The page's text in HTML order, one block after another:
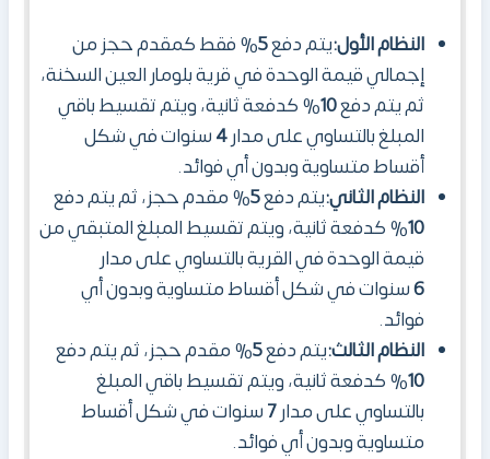
النظام الأول:يتم دفع5% فقط كمقدم حجز من
إجمالي قيمة الوحدة في قرية بلومار العين السخنة،
ثم يتم دفع10% كدفعة ثانية، ويتم تقسيط باقي
المبلغ بالتساوي على مدار4سنوات في شكل
أقساط متساوية وبدون أي فوائد.
النظام الثاني:يتم دفع5% مقدم حجز، ثم يتم دفع
10% كدفعة ثانية، ويتم تقسيط المبلغ المتبقي من
قيمة الوحدة في القرية بالتساوي على مدار
6سنوات في شكل أقساط متساوية وبدون أي
فوائد.
النظام الثالث:يتم دفع5% مقدم حجز، ثم يتم دفع
10% كدفعة ثانية، ويتم تقسيط باقي المبلغ
بالتساوي على مدار7سنوات في شكل أقساط
متساوية وبدون أي فوائد.